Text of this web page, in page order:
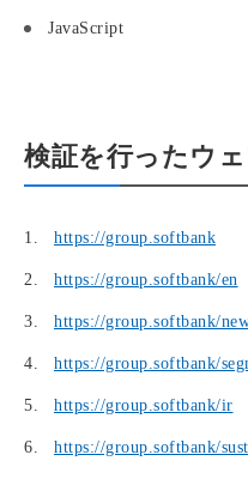
JavaScript
検証を行ったウ
https://group.softbank
https://group.softbank/en
https://group.softbank/
https://group.softbank/
https://group.softbank/ir
https://group.softbank/